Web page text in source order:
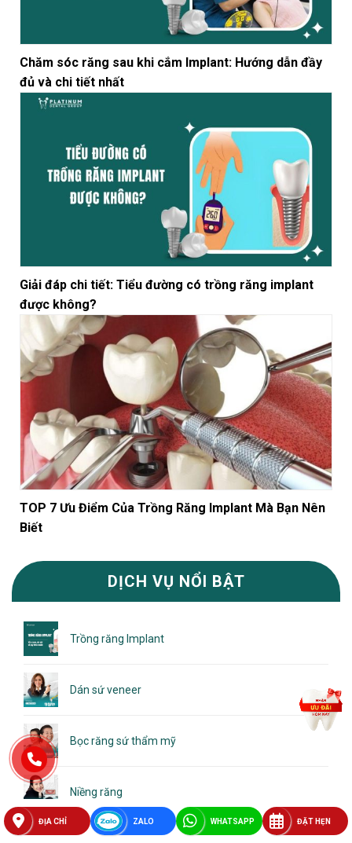
Chăm sóc răng sau khi cắm Implant: Hướng dẫn đầy
đủ và chi tiết nhất
Giải đáp chi tiết: Tiểu đường có trồng răng implant
được không?
TOP 7 Ưu Điểm Của Trồng Răng Implant Mà Bạn Nên
Biết
DỊCH VỤ NỔI BẬT
Trồng răng Implant
Dán sứ veneer
Bọc răng sứ thẩm mỹ
Niềng răng
ĐỊA CHỈ ZALO WHATSAPP ĐẶT HẸN